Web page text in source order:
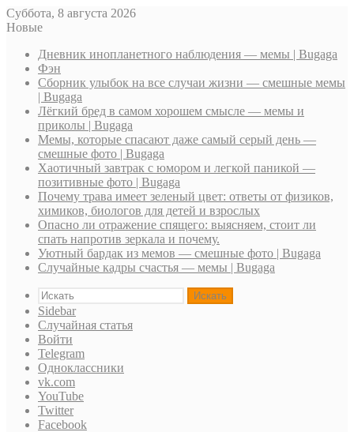
Суббота, 8 августа 2026
Новые
Дневник инопланетного наблюдения — мемы | Bugaga
Фэн
Сборник улыбок на все случаи жизни — смешные мемы
| Bugaga
Лёгкий бред в самом хорошем смысле — мемы и
приколы | Bugaga
Мемы, которые спасают даже самый серый день —
смешные фото | Bugaga
Хаотичный завтрак с юмором и легкой паникой —
позитивные фото | Bugaga
Почему трава имеет зеленый цвет: ответы от физиков,
химиков, биологов для детей и взрослых
Опасно ли отражение спящего: выясняем, стоит ли
спать напротив зеркала и почему.
Уютный бардак из мемов — смешные фото | Bugaga
Случайные кадры счастья — мемы | Bugaga
Искать
Sidebar
Случайная статья
Войти
Telegram
Одноклассники
vk.com
YouTube
Twitter
Facebook